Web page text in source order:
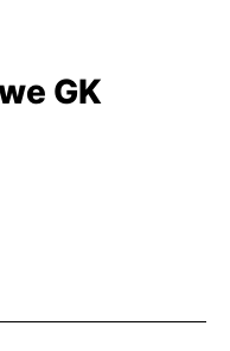
GK